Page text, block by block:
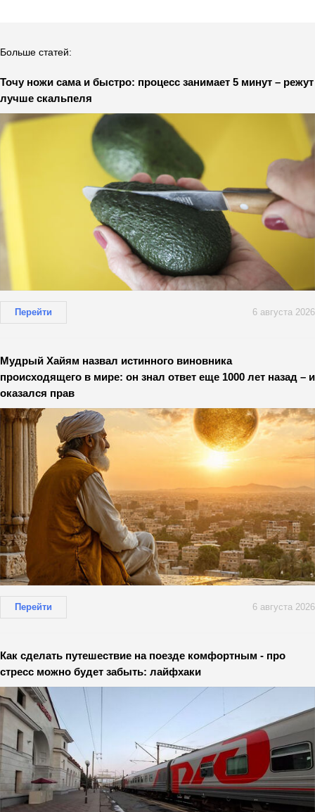
Больше статей:
Точу ножи сама и быстро: процесс занимает 5 минут – режут
лучше скальпеля
Перейти 6 августа 2026
Мудрый Хайям назвал истинного виновника
происходящего в мире: он знал ответ еще 1000 лет назад – и
оказался прав
Перейти 6 августа 2026
Как сделать путешествие на поезде комфортным - про
стресс можно будет забыть: лайфхаки